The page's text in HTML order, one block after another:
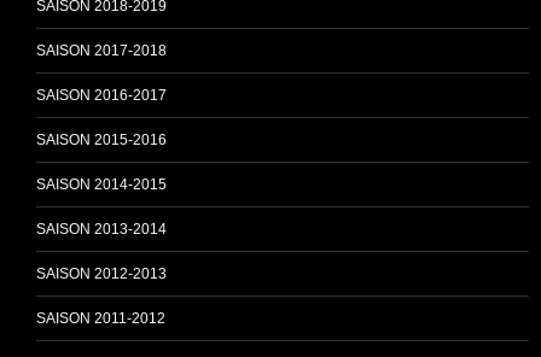
h
n
SAISON 2018-2019
SAISON 2017-2018
SAISON 2016-2017
SAISON 2015-2016
SAISON 2014-2015
SAISON 2013-2014
SAISON 2012-2013
SAISON 2011-2012